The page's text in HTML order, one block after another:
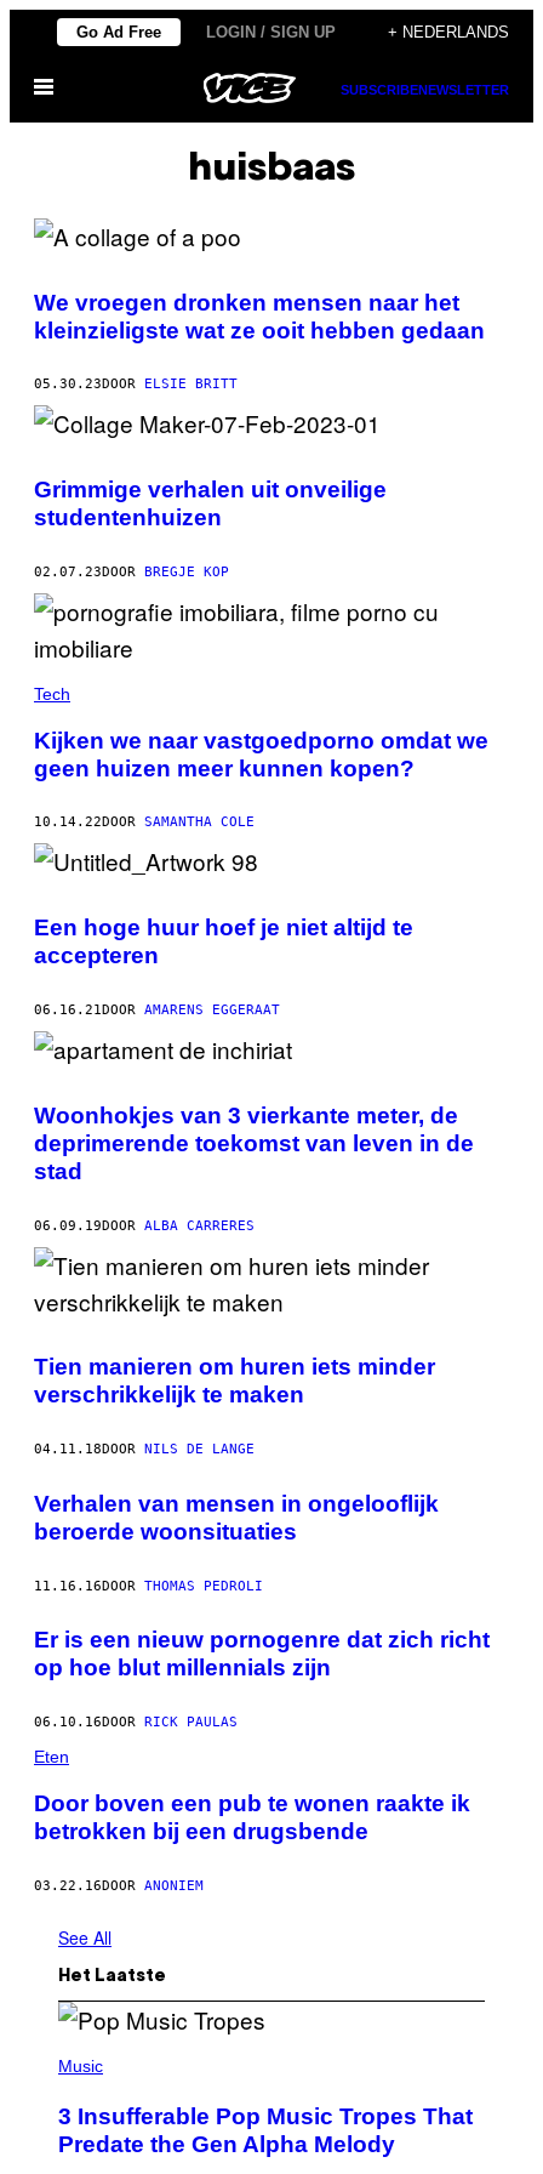
de
Go Ad Free LOGIN / SIGN UP + NEDERLANDS
Open
SUBSCRIBENEWSLETTER
huisbaas
We vroegen dronken mensen naar het
kleinzieligste wat ze ooit hebben gedaan
05.30.23DOOR ELSIE BRITT
Grimmige verhalen uit onveilige
studentenhuizen
02.07.23DOOR BREGJE KOP
Tech
Kijken we naar vastgoedporno omdat we
geen huizen meer kunnen kopen?
10.14.22DOOR SAMANTHA COLE
Een hoge huur hoef je niet altijd te
accepteren
06.16.21DOOR AMARENS EGGERAAT
Woonhokjes van 3 vierkante meter, de
deprimerende toekomst van leven in de
stad
06.09.19DOOR ALBA CARRERES
Tien manieren om huren iets minder
verschrikkelijk te maken
04.11.18DOOR NILS DE LANGE
Verhalen van mensen in ongelooflijk
beroerde woonsituaties
11.16.16DOOR THOMAS PEDROLI
Er is een nieuw pornogenre dat zich richt
op hoe blut millennials zijn
06.10.16DOOR RICK PAULAS
Eten
Door boven een pub te wonen raakte ik
betrokken bij een drugsbende
03.22.16DOOR ANONIEM
See All
Het Laatste
P
T
O
B
Music
3 Insufferable Pop Music Tropes That
Predate the Gen Alpha Melody